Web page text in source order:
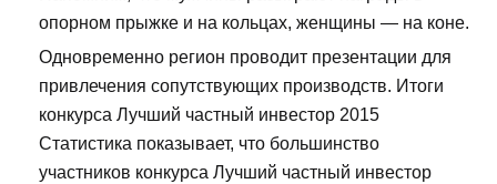
опорном прыжке и на кольцах, женщины — на коне.
Одновременно регион проводит презентации для
привлечения сопутствующих производств. Итоги
конкурса Лучший частный инвестор 2015
Статистика показывает, что большинство
участников конкурса Лучший частный инвестор